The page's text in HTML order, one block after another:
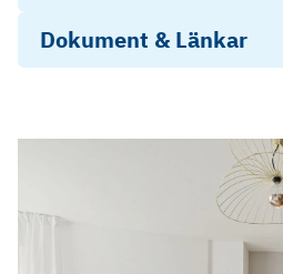
Dokument & Länkar